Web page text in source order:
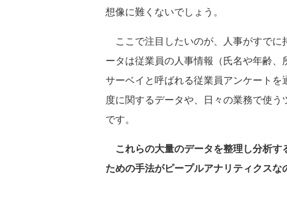
想像に難くないでしょう。
ここで注目したいのが、人事がすでに
ータは従業員の人事情報（氏名や年齢、
サーベイと呼ばれる従業員アンケート
度に関するデータや、日々の業務で使
です。
これらの大量のデータを整理し分析
ための手法がピープルアナリティクスな